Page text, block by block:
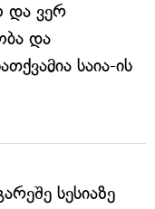
და ვერ
და
საია-ის
სესიაზე